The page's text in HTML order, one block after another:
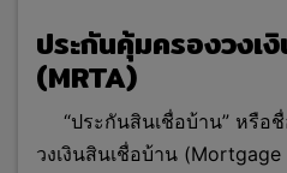
ประกันคุ้มครองวงเ
(MRTA)
“ประกันสินเชื่อบ้าน” หรือ
วงเงินสินเชื่อบ้าน (Mortgage